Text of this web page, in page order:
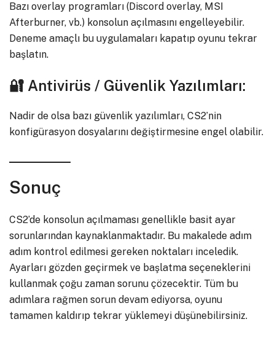
Bazı overlay programları (Discord overlay, MSI
Afterburner, vb.) konsolun açılmasını engelleyebilir.
Deneme amaçlı bu uygulamaları kapatıp oyunu tekrar
başlatın.
🔐 Antivirüs / Güvenlik Yazılımları:
Nadir de olsa bazı güvenlik yazılımları, CS2’nin
konfigürasyon dosyalarını değiştirmesine engel olabilir.
Sonuç
CS2’de konsolun açılmaması genellikle basit ayar
sorunlarından kaynaklanmaktadır. Bu makalede adım
adım kontrol edilmesi gereken noktaları inceledik.
Ayarları gözden geçirmek ve başlatma seçeneklerini
kullanmak çoğu zaman sorunu çözecektir. Tüm bu
adımlara rağmen sorun devam ediyorsa, oyunu
tamamen kaldırıp tekrar yüklemeyi düşünebilirsiniz.